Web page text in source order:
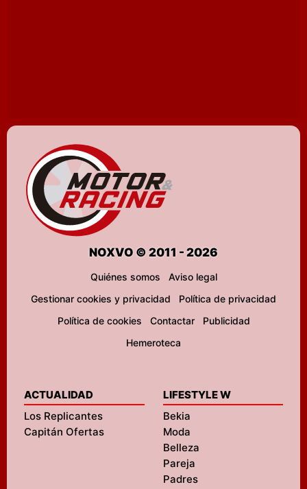
NOXVO © 2011 - 2026
Quiénes somos
Aviso legal
Gestionar cookies y privacidad
Política de privacidad
Política de cookies
Contactar
Publicidad
Hemeroteca
ACTUALIDAD
Los Replicantes
Capitán Ofertas
LIFESTYLE W
Bekia
Moda
Belleza
Pareja
Padres